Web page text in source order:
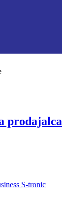
prodajalca
S-tronic